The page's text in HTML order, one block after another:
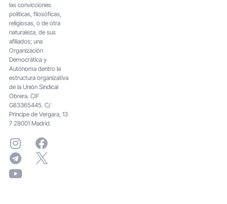
las convicciones
políticas, filosóficas,
religiosas, o de otra
naturaleza, de sus
afiliados; una
Organización
Democrática y
Autónoma dentro la
estructura organizativa
de la Unión Sindical
Obrera. CIF
G83365445. C/
Principe de Vergara, 13
7 28001 Madrid.